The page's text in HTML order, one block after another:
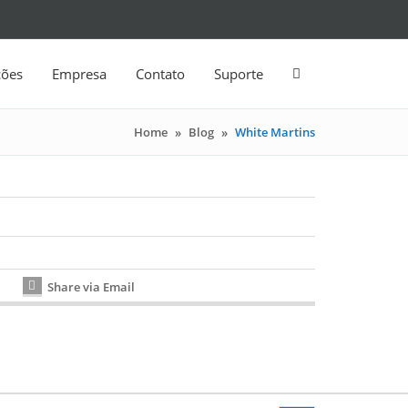
Empresa Contato Suporte
Home » Blog » White Martins
Share via Email